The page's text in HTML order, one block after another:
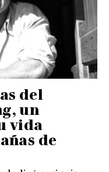
del
un
vida
de